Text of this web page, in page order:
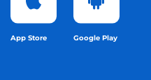
App Store Google Play